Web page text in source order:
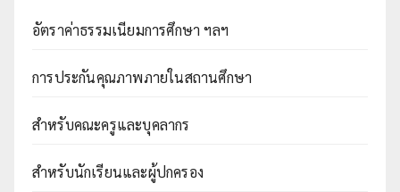
อัตราค่าธรรมเนียมการศึกษา ฯลฯ
การประกันคุณภาพภายในสถานศึกษา
สำหรับคณะครูและบุคลากร
สำหรับนักเรียนและผู้ปกครอง